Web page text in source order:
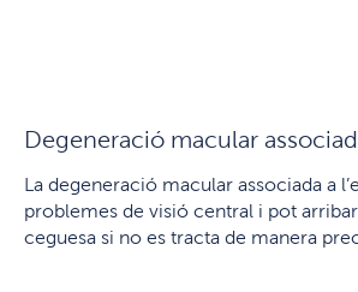
Degeneració macular
La degeneració macular associada a
problemes de visió central i pot
ceguesa si no es tracta de manera